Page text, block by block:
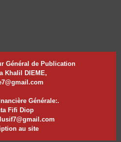
Général de Publication
Khalil DIEME,
Générale:.
Fifi Diop
au site